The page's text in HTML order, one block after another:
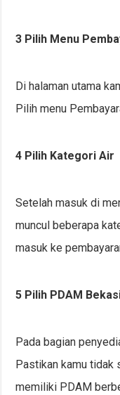
3 Pilih Menu
Di halaman utama
Pilih menu
4 Pilih Kategori Air
Setelah masuk di
muncul beberapa
masuk ke
5 Pilih PDAM
Pada bagian
Pastikan kamu tidak
memiliki PDAM